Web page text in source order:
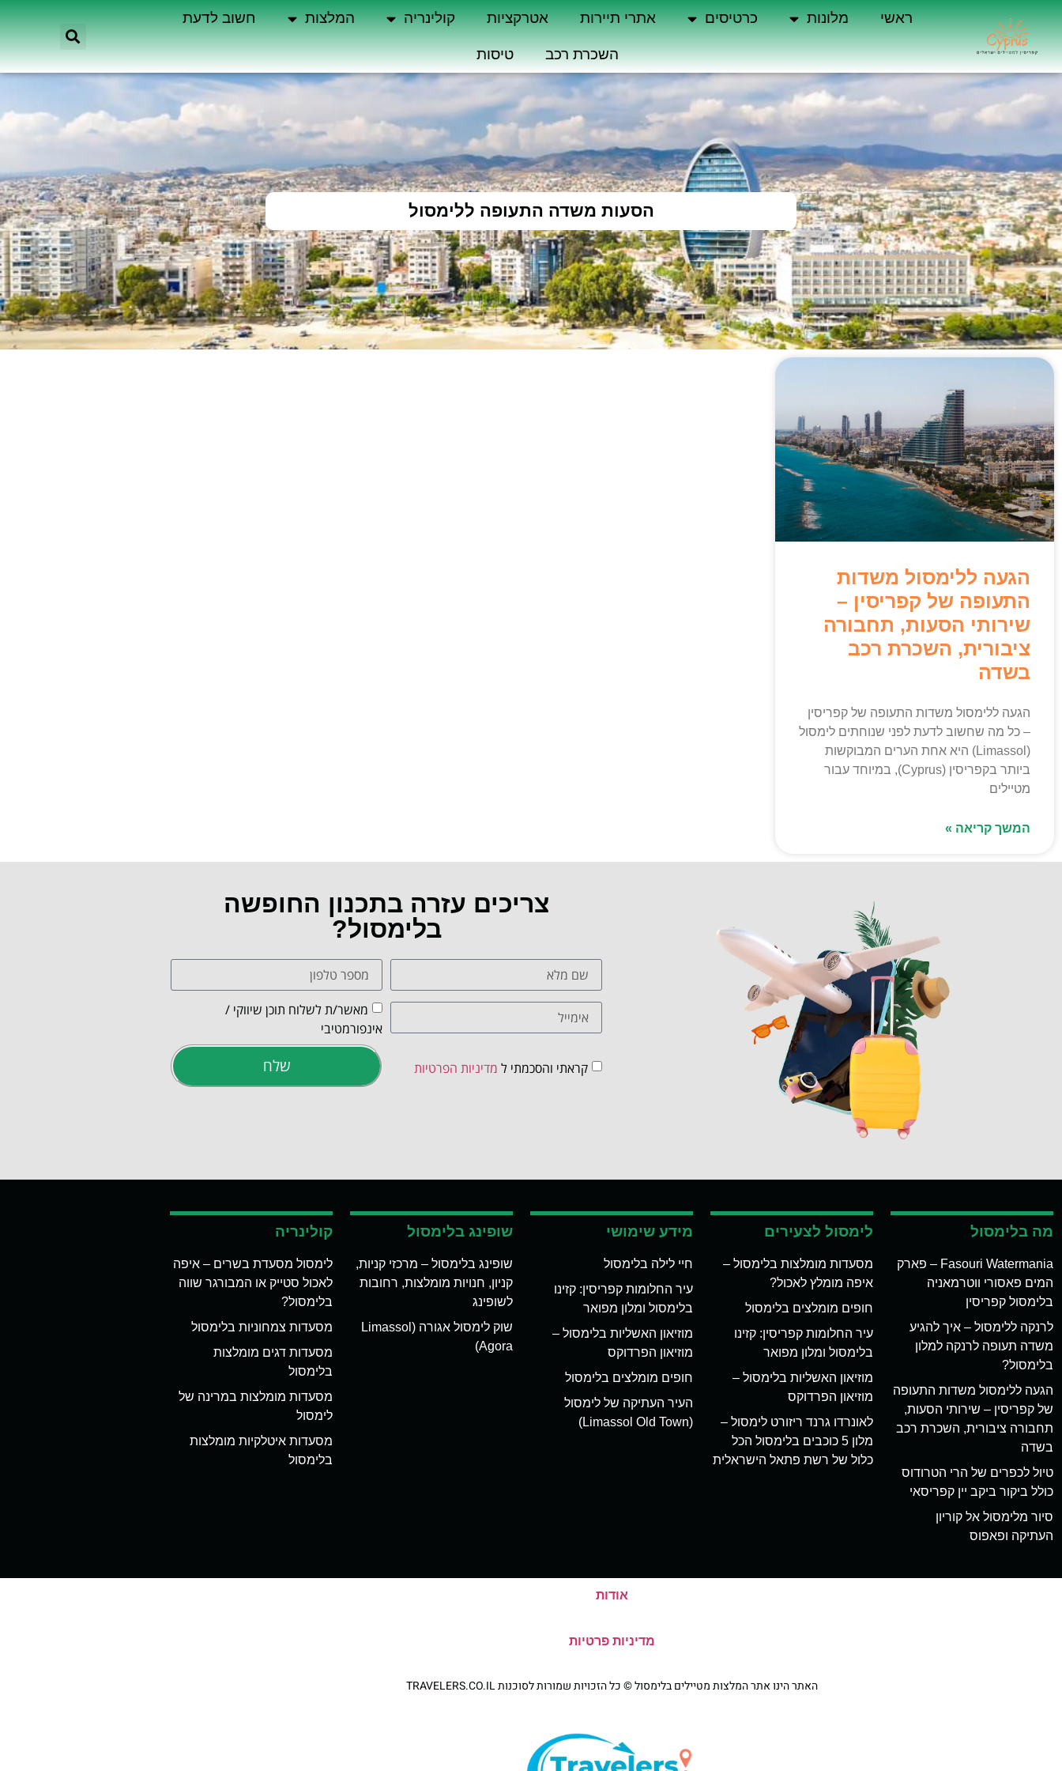
ראשי מלונות כרטיסים אתרי תיירות אטרקציות קולינריה המלצות חשוב לדעת
השכרת רכב טיסות
הסעות משדה התעופה ללימסול
הגעה ללימסול משדות
התעופה של קפריסין –
שירותי הסעות, תחבורה
ציבורית, השכרת רכב
בשדה
הגעה ללימסול משדות התעופה של קפריסין
– כל מה שחשוב לדעת לפני שנוחתים לימסול
(Limassol) היא אחת הערים המבוקשות
ביותר בקפריסין (Cyprus), במיוחד עבור
מטיילים
המשך קריאה »
צריכים עזרה בתכנון החופשה
בלימסול?
מאשר/ת לשלוח תוכן שיווקי /
אינפורמטיבי
קראתי והסכמתי ל מדיניות הפרטיות שלח
מה בלימסול
Fasouri Watermania – פארק
המים פאסורי ווטרמאניה
בלימסול קפריסין
לרנקה ללימסול – איך להגיע
משדה תעופה לרנקה למלון
בלימסול?
הגעה ללימסול משדות התעופה
של קפריסין – שירותי הסעות,
תחבורה ציבורית, השכרת רכב
בשדה
טיול לכפרים של הרי הטרודוס
כולל ביקור ביקב יין קפריסאי
סיור מלימסול אל קוריון
העתיקה ופאפוס
לימסול לצעירים
מסעדות מומלצות בלימסול –
איפה מומלץ לאכול?
חופים מומלצים בלימסול
עיר החלומות קפריסין: קזינו
בלימסול ומלון מפואר
מוזיאון האשליות בלימסול –
מוזיאון הפרדוקס
לאונרדו גרנד ריזורט לימסול –
מלון 5 כוכבים בלימסול הכל
כלול של רשת פתאל הישראלית
מידע שימושי
חיי לילה בלימסול
עיר החלומות קפריסין: קזינו
בלימסול ומלון מפואר
מוזיאון האשליות בלימסול –
מוזיאון הפרדוקס
חופים מומלצים בלימסול
העיר העתיקה של לימסול
(Limassol Old Town)
שופינג בלימסול
שופינג בלימסול – מרכזי קניות,
קניון, חנויות מומלצות, רחובות
לשופינג
שוק לימסול אגורה (Limassol
Agora)
קולינריה
לימסול מסעדת בשרים – איפה
לאכול סטייק או המבורגר שווה
בלימסול?
מסעדות צמחוניות בלימסול
מסעדות דגים מומלצות
בלימסול
מסעדות מומלצות במרינה של
לימסול
מסעדות איטלקיות מומלצות
בלימסול
אודות
מדיניות פרטיות
האתר הינו אתר המלצות מטיילים בלימסול © כל הזכויות שמורות לסוכנות TRAVELERS.CO.IL